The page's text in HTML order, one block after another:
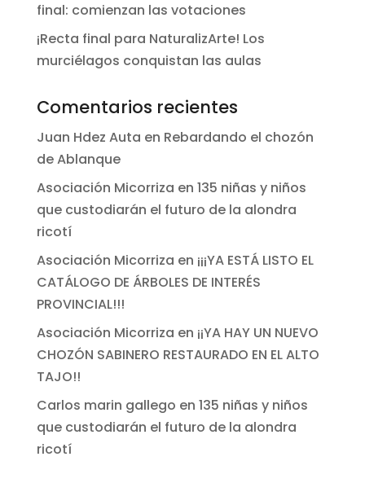
final: comienzan las votaciones
¡Recta final para NaturalizArte! Los
murciélagos conquistan las aulas
Comentarios recientes
Juan Hdez Auta en Rebardando el chozón
de Ablanque
Asociación Micorriza en 135 niñas y niños
que custodiarán el futuro de la alondra
ricotí
Asociación Micorriza en ¡¡¡YA ESTÁ LISTO EL
CATÁLOGO DE ÁRBOLES DE INTERÉS
PROVINCIAL!!!
Asociación Micorriza en ¡¡YA HAY UN NUEVO
CHOZÓN SABINERO RESTAURADO EN EL ALTO
TAJO!!
Carlos marin gallego en 135 niñas y niños
que custodiarán el futuro de la alondra
ricotí